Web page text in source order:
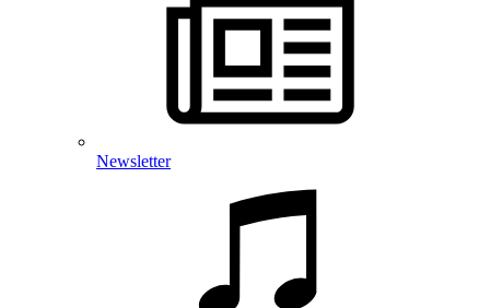
Newsletter